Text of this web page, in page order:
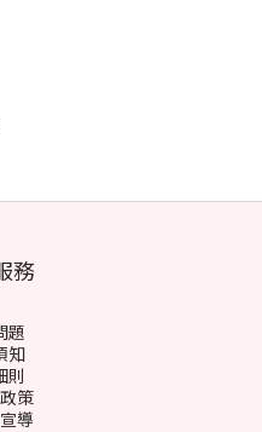
務
題
知
則
策
導